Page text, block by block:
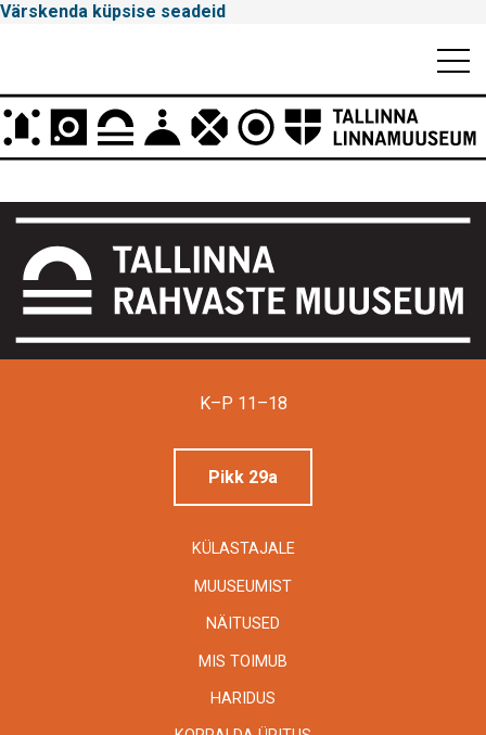
Värskenda küpsise seadeid
Peamenüü
K–P 11–18
Pikk 29a
KÜLASTAJALE
MUUSEUMIST
NÄITUSED
MIS TOIMUB
HARIDUS